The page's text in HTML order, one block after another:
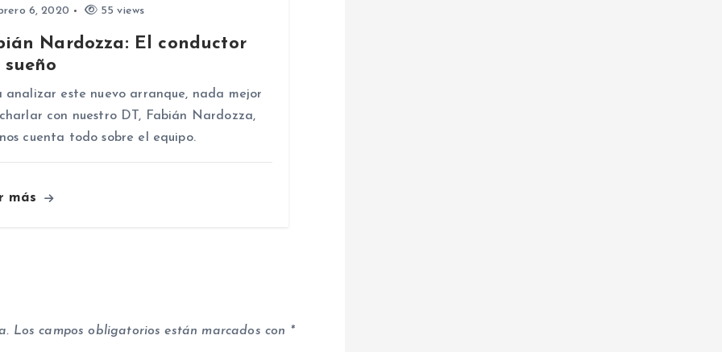
6, 2020 55 views
Nardozza: El conductor
sueño
analizar este nuevo arranque, nada mejor
con nuestro DT, Fabián Nardozza,
cuenta todo sobre el equipo.
más
Los campos obligatorios están marcados con *